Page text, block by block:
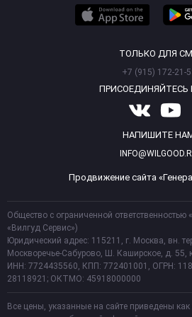
ТОЛЬКО ДЛЯ
+7 (915) 172-21-
ПРИСОЕДИНЯЙТЕСЬ
НАПИШИТЕ
Продвижение сайта
Общество с ограниченной
«Вилгуд Сервис»)
Юридический адрес: 115211, г. Москва, вн.
Москворечье-Сабурово, Ш. Каширское, д. 55,
ИНН: 7724435560, КПП: 772401001, ОГРН:
28118921; ОКТМО: 45918000000
Все цены, указанные на сайте приведены